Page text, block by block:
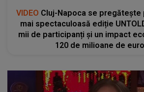
VIDEO Cluj-Napoca se pregătește
mai spectaculoasă ediție
mii de participanți și un impact
120 de milioane de euro